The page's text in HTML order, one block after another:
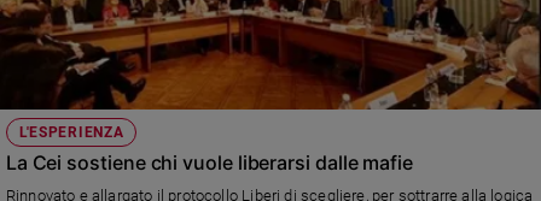
Redazione
Social
L'ESPERIENZA
La Cei sostiene chi vuole liberarsi dalle mafie
Rinnovato e allargato il protocollo Liberi di scegliere, per sottrarre alla logica